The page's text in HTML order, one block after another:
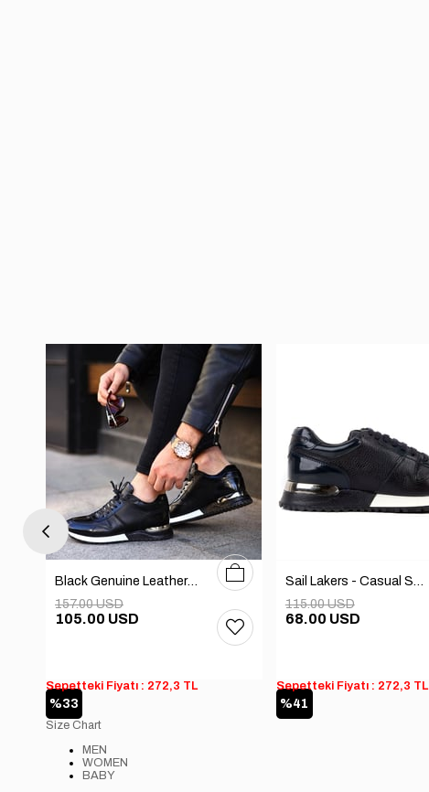
Black Genuine Leather Men's Shoes
105.00 USD
157.00 USD
%33
Sepetteki Fiyatı : 272,3 TL
394041 42
Sail Lakers - Casual Shoe
68.00 USD
115.00 USD
%41
Sepetteki Fiyatı : 272,3 TL
Size Chart
MEN
WOMEN
BABY